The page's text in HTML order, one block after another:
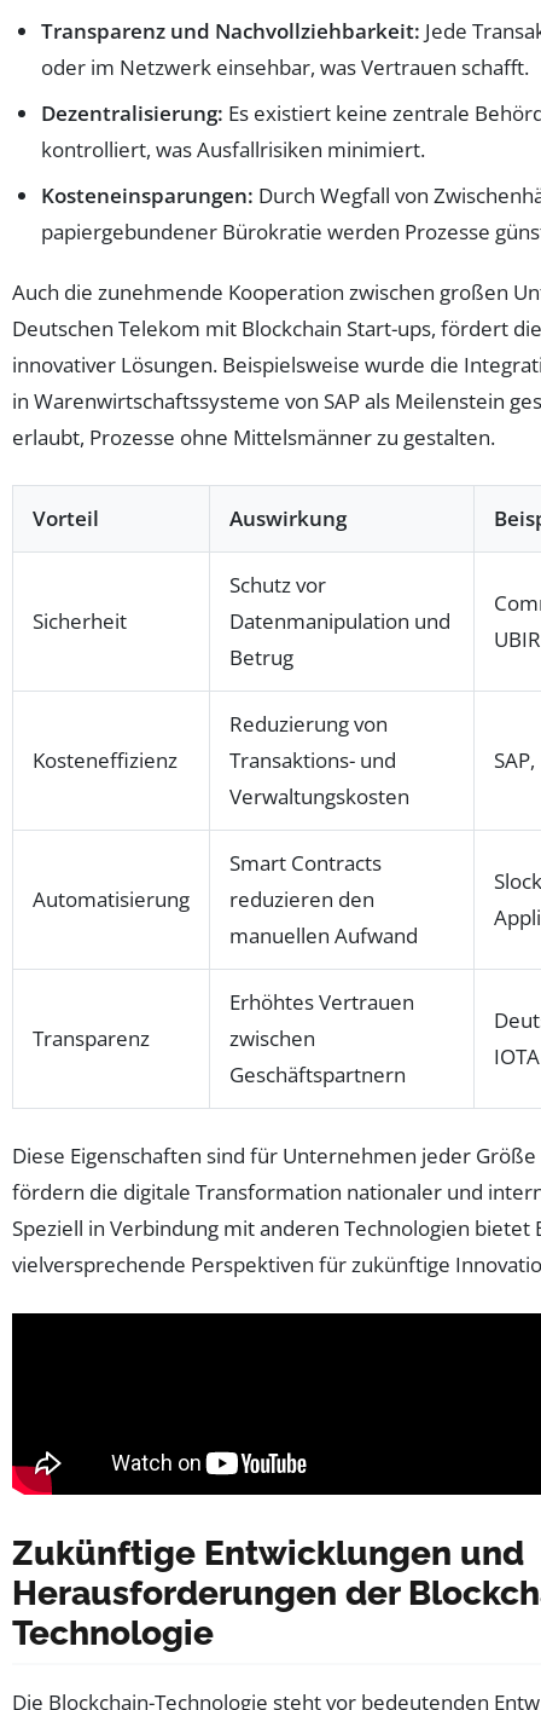
Transparenz und Nachvollziehbarkeit: Jede
oder im Netzwerk einsehbar, was Vertrauen schafft.
Dezentralisierung: Es existiert keine zentrale
kontrolliert, was Ausfallrisiken minimiert.
Kosteneinsparungen: Durch Wegfall von
papiergebundener Bürokratie werden Prozesse
Auch die zunehmende Kooperation zwischen großen
Deutschen Telekom mit Blockchain Start-ups, fördert
innovativer Lösungen. Beispielsweise wurde die
in Warenwirtschaftssysteme von SAP als Meilenstein
erlaubt, Prozesse ohne Mittelsmänner zu gestalten.
Vorteil Auswirkung
Sicherheit
Schutz vor
Datenmanipulation und
Betrug
Kosteneffizienz
Reduzierung von
Transaktions- und
Verwaltungskosten
Automatisierung
Smart Contracts
reduzieren den
manuellen Aufwand
Transparenz
Erhöhtes Vertrauen
zwischen
Geschäftspartnern
Diese Eigenschaften sind für Unternehmen jeder
fördern die digitale Transformation nationaler und
Speziell in Verbindung mit anderen Technologien bietet
vielversprechende Perspektiven für zukünftige
Zukünftige Entwicklungen und
Herausforderungen der
Technologie
Die Blockchain-Technologie steht vor bedeutenden